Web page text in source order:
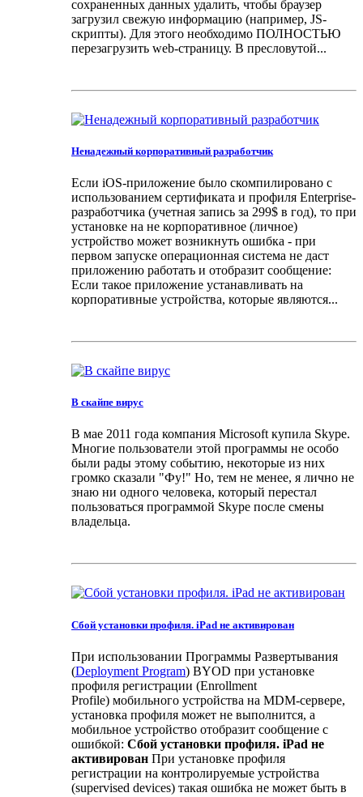
сохраненных данных удалить, чтобы браузер
загрузил свежую информацию (например, JS-
скрипты). Для этого необходимо ПОЛНОСТЬЮ
перезагрузить web-страницу. В пресловутой...
Ненадежный корпоративный разработчик
Если iOS-приложение было скомпилировано с
использованием сертификата и профиля Enterprise-
разработчика (учетная запись за 299$ в год), то при
установке на не корпоративное (личное)
устройство может возникнуть ошибка - при
первом запуске операционная система не даст
приложению работать и отобразит сообщение:
Если такое приложение устанавливать на
корпоративные устройства, которые являются...
В скайпе вирус
В мае 2011 года компания Microsoft купила Skype.
Многие пользователи этой программы не особо
были рады этому событию, некоторые из них
громко сказали "Фу!" Но, тем не менее, я лично не
знаю ни одного человека, который перестал
пользоваться программой Skype после смены
владельца.
Сбой установки профиля. iPad не активирован
При использовании Программы Развертывания
(Deployment Program) BYOD при установке
профиля регистрации (Enrollment
Profile) мобильного устройства на MDM-сервере,
установка профиля может не выполнится, а
мобильное устройство отобразит сообщение с
ошибкой: Сбой установки профиля. iPad не
активирован При установке профиля
регистрации на контролируемые устройства
(supervised devices) такая ошибка не может быть в